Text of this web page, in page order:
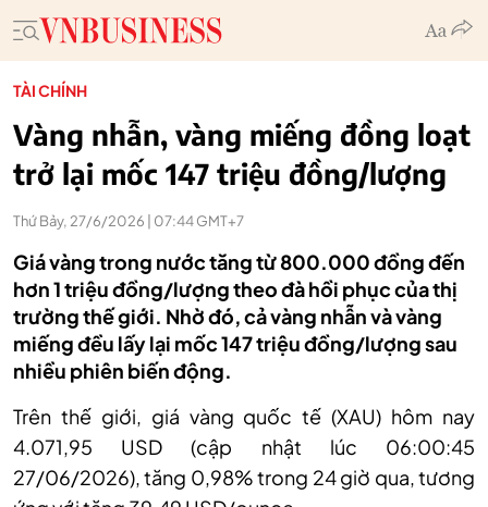
TÀI CHÍNH
Vàng nhẫn, vàng miếng đồng loạt
trở lại mốc 147 triệu đồng/lượng
Thứ Bảy, 27/6/2026 | 07:44 GMT+7
Giá vàng trong nước tăng từ 800.000 đồng đến
hơn 1 triệu đồng/lượng theo đà hồi phục của thị
trường thế giới. Nhờ đó, cả vàng nhẫn và vàng
miếng đều lấy lại mốc 147 triệu đồng/lượng sau
nhiều phiên biến động.
Trên thế giới, giá vàng quốc tế (XAU) hôm nay
4.071,95 USD (cập nhật lúc 06:00:45
27/06/2026), tăng 0,98% trong 24 giờ qua, tương